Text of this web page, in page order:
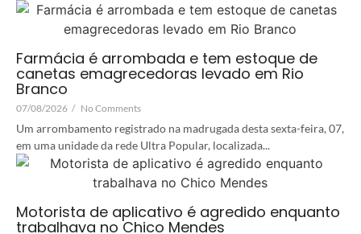
Farmácia é arrombada e tem estoque de
canetas emagrecedoras levado em Rio
Branco
07/08/2026 / No Comments
Um arrombamento registrado na madrugada desta sexta-feira, 07,
em uma unidade da rede Ultra Popular, localizada...
Motorista de aplicativo é agredido enquanto
trabalhava no Chico Mendes